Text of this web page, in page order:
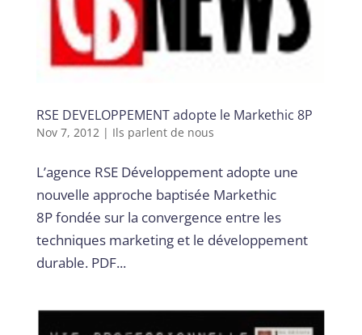
RSE DEVELOPPEMENT adopte le Markethic 8P
Nov 7, 2012| Ils parlent de nous
L’agence RSE Développement adopte une
nouvelle approche baptisée Markethic
8P fondée sur la convergence entre les
techniques marketing et le développement
durable. PDF...